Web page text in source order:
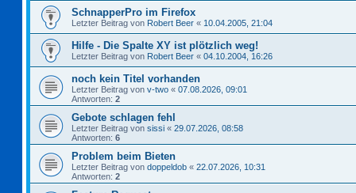
SchnapperPro im Firefox
Letzter Beitrag von Robert Beer « 10.04.2005, 21:04
Hilfe - Die Spalte XY ist plötzlich weg!
Letzter Beitrag von Robert Beer « 04.10.2004, 16:26
noch kein Titel vorhanden
Letzter Beitrag von v-two « 07.08.2026, 09:01
Antworten: 2
Gebote schlagen fehl
Letzter Beitrag von sissi « 29.07.2026, 08:58
Antworten: 6
Problem beim Bieten
Letzter Beitrag von doppeldob « 22.07.2026, 10:31
Antworten: 2